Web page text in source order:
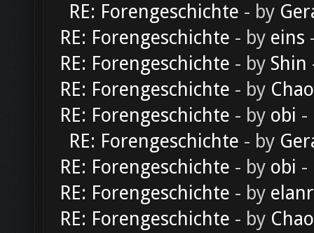
RE: Forengeschichte - by
RE: Forengeschichte - by eins
RE: Forengeschichte - by Shin
RE: Forengeschichte - by
RE: Forengeschichte - by obi -
RE: Forengeschichte - by
RE: Forengeschichte - by obi -
RE: Forengeschichte - by
RE: Forengeschichte - by